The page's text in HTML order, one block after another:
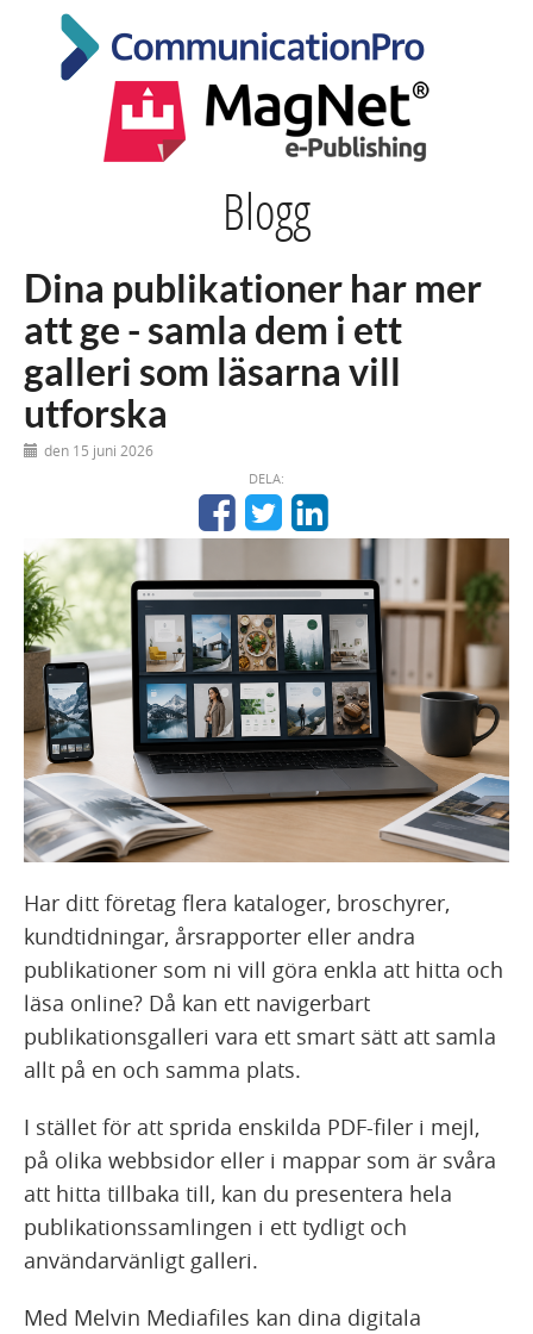
Blogg
Dina publikationer har mer
att ge - samla dem i ett
galleri som läsarna vill
utforska
den 15 juni 2026
DELA:
Har ditt företag flera kataloger, broschyrer,
kundtidningar, årsrapporter eller andra
publikationer som ni vill göra enkla att hitta och
läsa online? Då kan ett navigerbart
publikationsgalleri vara ett smart sätt att samla
allt på en och samma plats.
I stället för att sprida enskilda PDF-filer i mejl,
på olika webbsidor eller i mappar som är svåra
att hitta tillbaka till, kan du presentera hela
publikationssamlingen i ett tydligt och
användarvänligt galleri.
Med Melvin Mediafiles kan dina digitala